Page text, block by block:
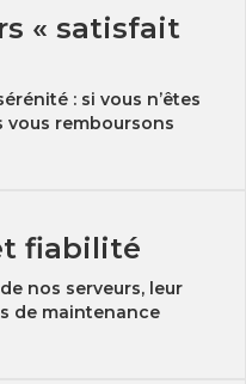
« satisfait
: si vous n’êtes
vous remboursons
fiabilité
nos serveurs, leur
de maintenance